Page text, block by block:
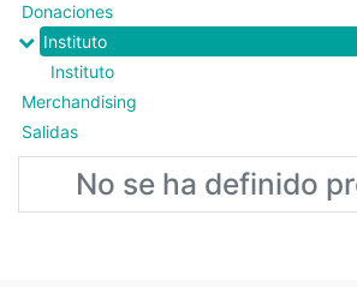
Donaciones
Instituto
Instituto
Merchandising
Salidas
No se ha definido